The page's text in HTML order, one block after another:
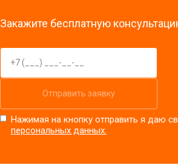
Закажите бесплатную
Отправить заявку
Нажимая на кнопку отправить я даю
персональных данных.